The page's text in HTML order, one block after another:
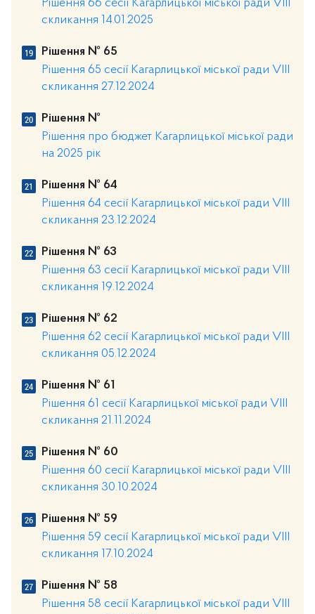
Рішення 66 сесії Кагарлицької міської ради VІІІ
скликання 14.01.2025
Рішення № 65
Рішення 65 сесії Кагарлицької міської ради VІІІ
скликання 27.12.2024
Рішення №
Рішення про бюджет Кагарлицької міської ради
на 2025 рік
Рішення № 64
Рішення 64 сесії Кагарлицької міської ради VIII
скликання 23.12.2024
Рішення № 63
Рішення 63 сесії Кагарлицької міської ради VIII
скликання 19.12.2024
Рішення № 62
Рішення 62 сесії Кагарлицької міської ради VIII
скликання 05.12.2024
Рішення № 61
Рішення 61 сесії Кагарлицької міської ради VIII
скликання 21.11.2024
Рішення № 60
Рішення 60 сесії Кагарлицької міської ради VIII
скликання 30.10.2024
Рішення № 59
Рішення 59 сесії Кагарлицької міської ради VIII
скликання 17.10.2024
Рішення № 58
Рішення 58 сесії Кагарлицької міської ради VIII